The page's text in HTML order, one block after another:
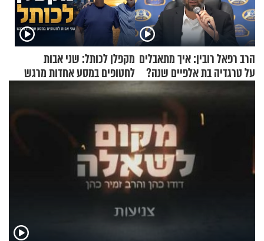
הרב רפאל רובין: איך מתאבלים
על טרגדיה בת אלפיים שנה?
מקפלן לכותל: שני אבות
לחטופים במסע אחדות מרגש